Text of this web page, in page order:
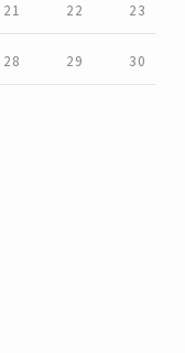
21 22 23
28 29 30